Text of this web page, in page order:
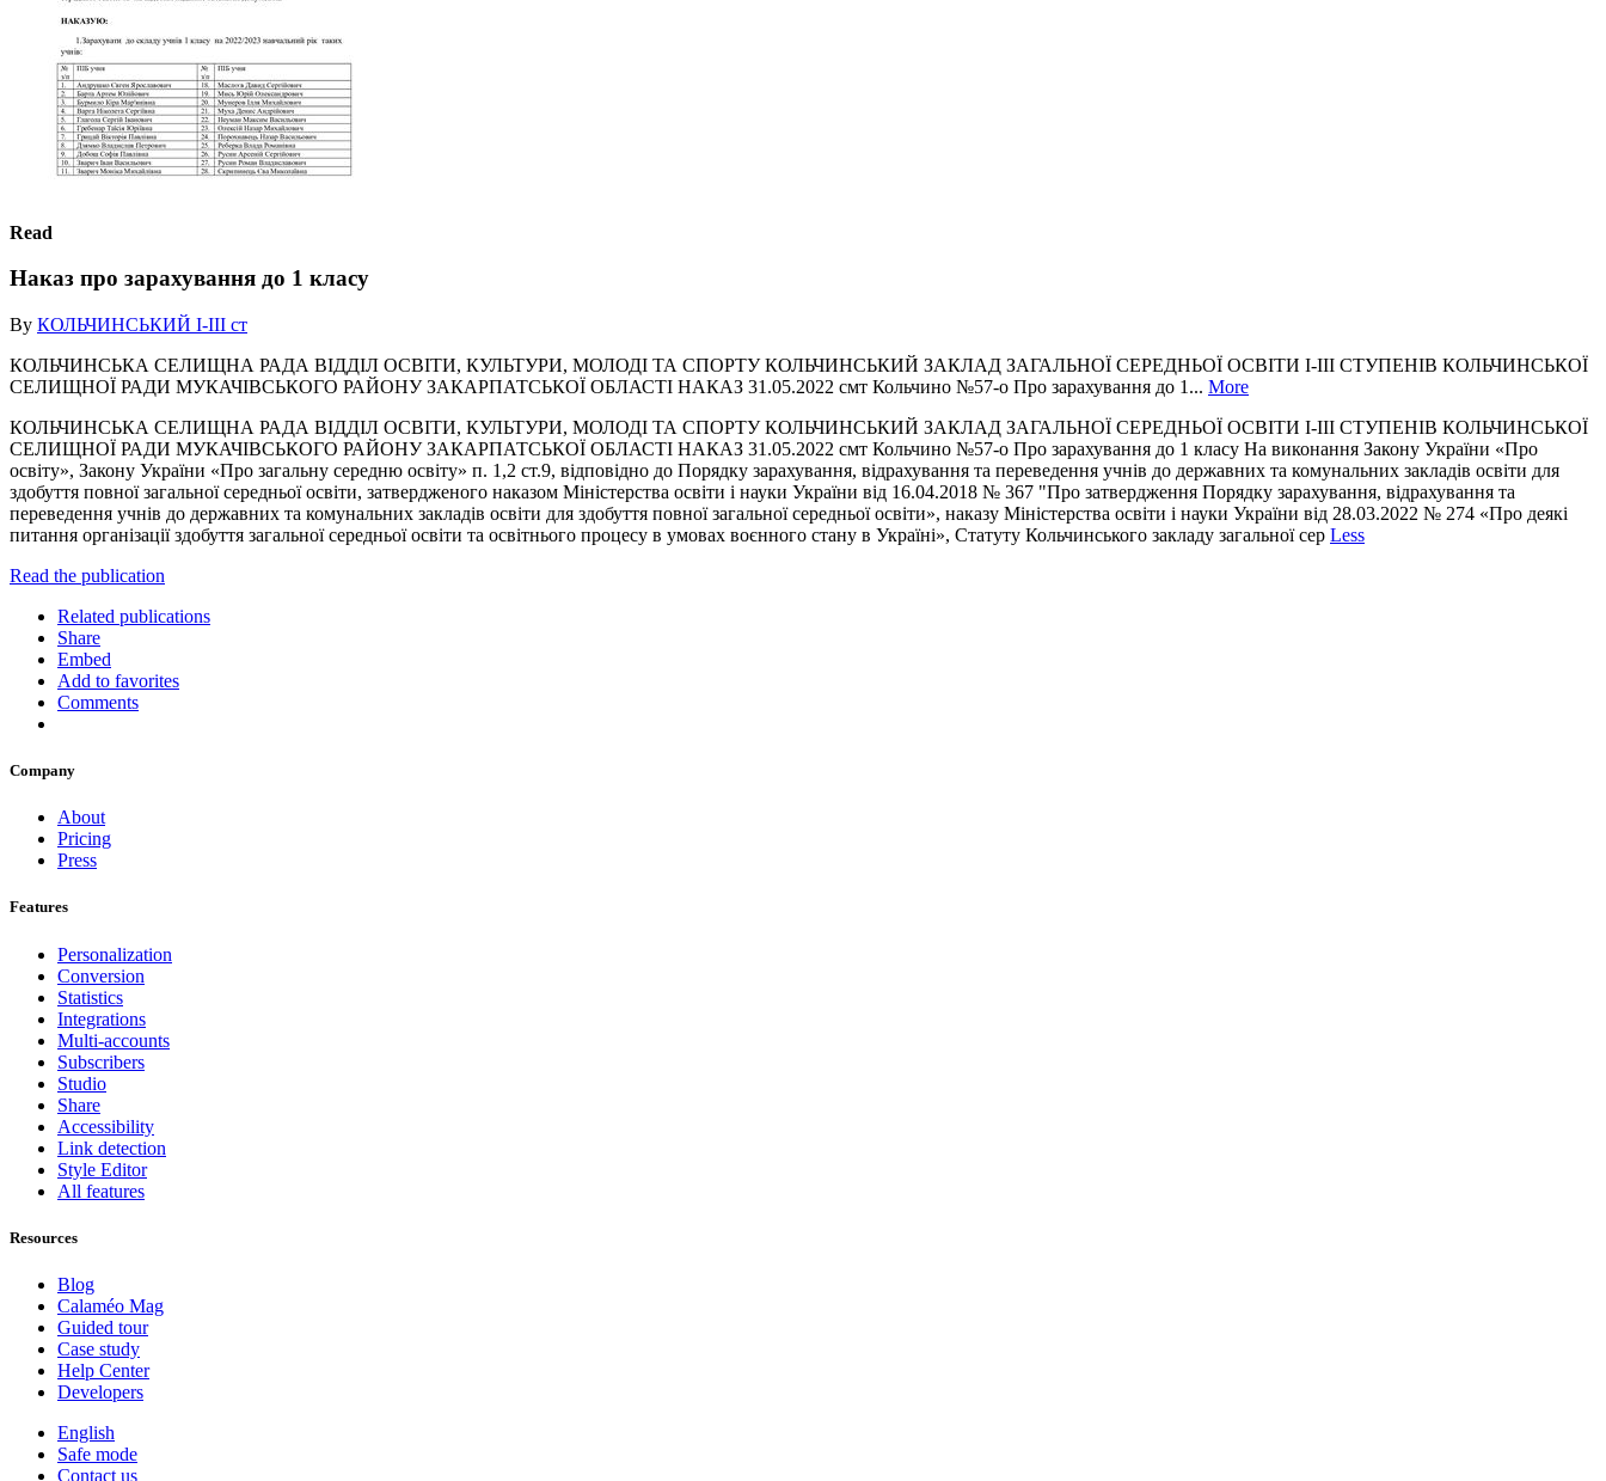
Read
Наказ про зарахування до 1 класу
By КОЛЬЧИНСЬКИЙ І-ІІІ ст
КОЛЬЧИНСЬКА СЕЛИЩНА РАДА ВІДДІЛ ОСВІТИ, КУЛЬТУРИ, МОЛОДІ ТА СПОРТУ КОЛЬЧИНСЬКИЙ ЗАКЛАД ЗАГАЛЬНОЇ СЕРЕДНЬОЇ ОСВІТИ І-ІІІ СТУПЕНІВ КОЛЬЧИНСЬКОЇ
СЕЛИЩНОЇ РАДИ МУКАЧІВСЬКОГО РАЙОНУ ЗАКАРПАТСЬКОЇ ОБЛАСТІ НАКАЗ 31.05.2022 смт Кольчино №57-о Про зарахування до 1... More
КОЛЬЧИНСЬКА СЕЛИЩНА РАДА ВІДДІЛ ОСВІТИ, КУЛЬТУРИ, МОЛОДІ ТА СПОРТУ КОЛЬЧИНСЬКИЙ ЗАКЛАД ЗАГАЛЬНОЇ СЕРЕДНЬОЇ ОСВІТИ І-ІІІ СТУПЕНІВ КОЛЬЧИНСЬКОЇ
СЕЛИЩНОЇ РАДИ МУКАЧІВСЬКОГО РАЙОНУ ЗАКАРПАТСЬКОЇ ОБЛАСТІ НАКАЗ 31.05.2022 смт Кольчино №57-о Про зарахування до 1 класу На виконання Закону України «Про
освіту», Закону України «Про загальну середню освіту» п. 1,2 ст.9, відповідно до Порядку зарахування, відрахування та переведення учнів до державних та комунальних закладів освіти для
здобуття повної загальної середньої освіти, затвердженого наказом Міністерства освіти і науки України від 16.04.2018 № 367 "Про затвердження Порядку зарахування, відрахування та
переведення учнів до державних та комунальних закладів освіти для здобуття повної загальної середньої освіти», наказу Міністерства освіти і науки України від 28.03.2022 № 274 «Про деякі
питання організації здобуття загальної середньої освіти та освітнього процесу в умовах воєнного стану в Україні», Статуту Кольчинського закладу загальної сер Less
Read the publication
Related publications
Share
Embed
Add to favorites
Comments
Company
About
Pricing
Press
Features
Personalization
Conversion
Statistics
Integrations
Multi-accounts
Subscribers
Studio
Share
Accessibility
Link detection
Style Editor
All features
Resources
Blog
Calaméo Mag
Guided tour
Case study
Help Center
Developers
English
Safe mode
Contact us